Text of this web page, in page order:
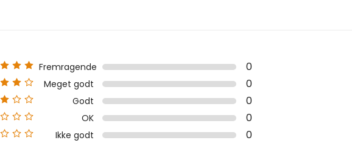
Fremragende 0
Meget godt 0
Godt 0
OK 0
Ikke godt 0